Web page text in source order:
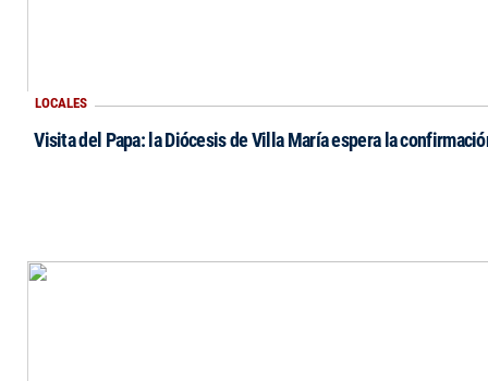
LOCALES
Visita del Papa: la Diócesis de Villa María espera la